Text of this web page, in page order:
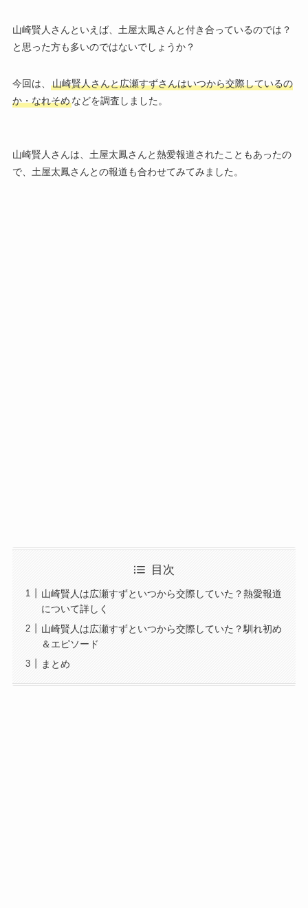
山崎賢人さんといえば、土屋太鳳さんと付き合っているのでは？
と思った方も多いのではないでしょうか？
今回は、
山崎賢人さんと広瀬すずさんはいつから交際しているの
か・なれそめなどを調査しました。
山崎賢人さんは、土屋太鳳さんと熱愛報道されたこともあったの
で、土屋太鳳さんとの報道も合わせてみてみました。
目次
山崎賢人は広瀬すずといつから交際していた？熱愛報道
について詳しく
山崎賢人は広瀬すずといつから交際していた？馴れ初め
＆エピソード
まとめ